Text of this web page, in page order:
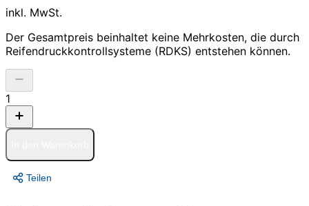
inkl. MwSt.
Der Gesamtpreis beinhaltet keine Mehrkosten, die durch
Reifendruckkontrollsysteme (RDKS) entstehen können.
1
Teilen